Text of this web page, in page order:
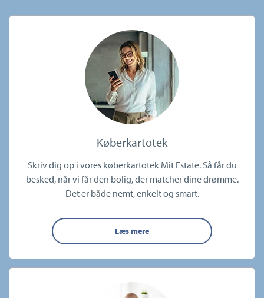
Køberkartotek
Skriv dig op i vores køberkartotek Mit Estate. Så får du
besked, når vi får den bolig, der matcher dine drømme.
Det er både nemt, enkelt og smart.
Læs mere